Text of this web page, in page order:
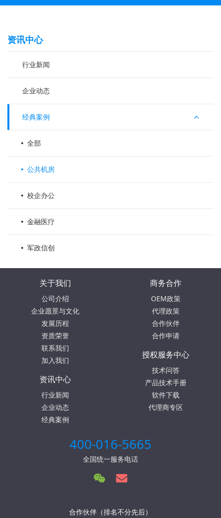
资讯中心
行业新闻
企业动态
经典案例
全部
公共机房
校企办公
金融医疗
军政信创
关于我们
公司介绍
企业愿景与文化
发展历程
资质荣誉
联系我们
加入我们
商务合作
OEM政策
代理政策
合作伙伴
合作申请
授权服务中心
技术问答
产品技术手册
软件下载
代理商专区
资讯中心
行业新闻
企业动态
经典案例
400-016-5665
全国统一服务电话
合作伙伴（排名不分先后）